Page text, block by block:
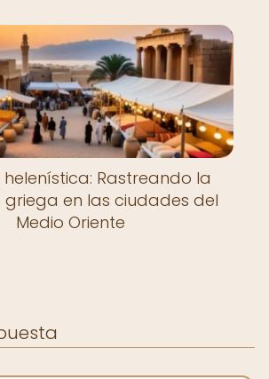
helenística: Rastreando la
griega en las ciudades del
Medio Oriente